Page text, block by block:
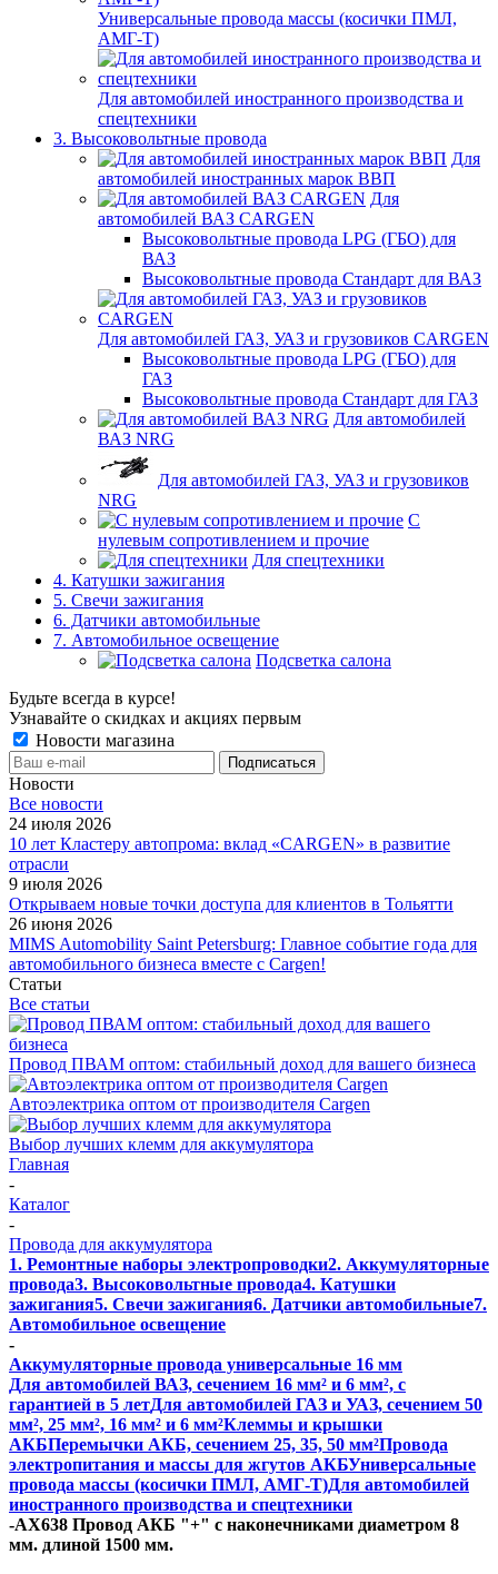
Универсальные провода массы (косички ПМЛ,
АМГ-Т)
Для автомобилей иностранного производства и
спецтехники
3. Высоковольтные провода
Для
автомобилей иностранных марок ВВП
Для
автомобилей ВАЗ CARGEN
Высоковольтные провода LPG (ГБО) для
ВАЗ
Высоковольтные провода Стандарт для ВАЗ
Для автомобилей ГАЗ, УАЗ и грузовиков CARGEN
Высоковольтные провода LPG (ГБО) для
ГАЗ
Высоковольтные провода Стандарт для ГАЗ
Для автомобилей
ВАЗ NRG
Для автомобилей ГАЗ, УАЗ и грузовиков
NRG
С
нулевым сопротивлением и прочие
Для спецтехники
4. Катушки зажигания
5. Свечи зажигания
6. Датчики автомобильные
7. Автомобильное освещение
Подсветка салона
Будьте всегда в курсе!
Узнавайте о скидках и акциях первым
Новости магазина
Новости
Все новости
24 июля 2026
10 лет Кластеру автопрома: вклад «CARGEN» в развитие
отрасли
9 июля 2026
Открываем новые точки доступа для клиентов в Тольятти
26 июня 2026
MIMS Automobility Saint Petersburg: Главное событие года для
автомобильного бизнеса вместе с Cargen!
Статьи
Все статьи
Провод ПВАМ оптом: стабильный доход для вашего бизнеса
Автоэлектрика оптом от производителя Cargen
Выбор лучших клемм для аккумулятора
Главная
-
Каталог
-
Провода для аккумулятора
1. Ремонтные наборы электропроводки2. Аккумуляторные
провода3. Высоковольтные провода4. Катушки
зажигания5. Свечи зажигания6. Датчики автомобильные7.
Автомобильное освещение
-
Аккумуляторные провода универсальные 16 мм
Для автомобилей ВАЗ, сечением 16 мм² и 6 мм², с
гарантией в 5 летДля автомобилей ГАЗ и УАЗ, сечением 50
мм², 25 мм², 16 мм² и 6 мм²Клеммы и крышки
АКБПеремычки АКБ, сечением 25, 35, 50 мм²Провода
электропитания и массы для жгутов АКБУниверсальные
провода массы (косички ПМЛ, АМГ-Т)Для автомобилей
иностранного производства и спецтехники
-AX638 Провод АКБ "+" с наконечниками диаметром 8
мм. длиной 1500 мм.